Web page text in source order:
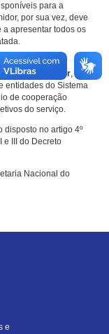
para a
por sua vez, deve
apresentar todos os
da Justiça é a
,
entidades do Sistema
de cooperação
do serviço.
disposto no artigo 4º
e III do Decreto
Nacional do
e